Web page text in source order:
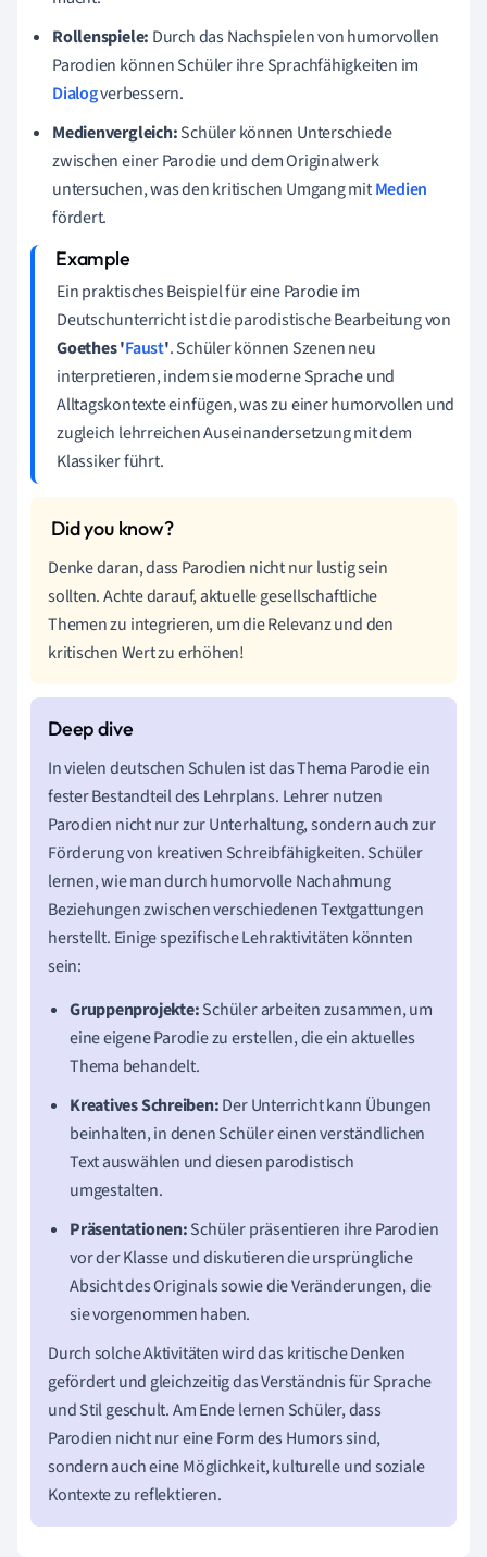
Rollenspiele: Durch das Nachspielen von humorvollen
Parodien können Schüler ihre Sprachfähigkeiten im
Dialogverbessern.
Medienvergleich:Schüler können Unterschiede
zwischen einer Parodie und dem Originalwerk
untersuchen, was den kritischen Umgang mitMedien
fördert.
Ein praktisches Beispiel für eine Parodie im
Deutschunterricht ist die parodistische Bearbeitung von
Goethes 'Faust'. Schüler können Szenen neu
interpretieren, indem sie moderne Sprache und
Alltagskontexte einfügen, was zu einer humorvollen und
zugleich lehrreichen Auseinandersetzung mit dem
Klassiker führt.
Denke daran, dass Parodien nicht nur lustig sein
sollten. Achte darauf, aktuelle gesellschaftliche
Themen zu integrieren, um die Relevanz und den
kritischen Wert zu erhöhen!
In vielen deutschen Schulen ist das Thema Parodie ein
fester Bestandteil des Lehrplans. Lehrer nutzen
Parodien nicht nur zur Unterhaltung, sondern auch zur
Förderung von kreativen Schreibfähigkeiten. Schüler
lernen, wie man durch humorvolle Nachahmung
Beziehungen zwischen verschiedenen Textgattungen
herstellt. Einige spezifische Lehraktivitäten könnten
sein:
Gruppenprojekte:Schüler arbeiten zusammen, um
eine eigene Parodie zu erstellen, die ein aktuelles
Thema behandelt.
Kreatives Schreiben:Der Unterricht kann Übungen
beinhalten, in denen Schüler einen verständlichen
Text auswählen und diesen parodistisch
umgestalten.
Präsentationen:Schüler präsentieren ihre Parodien
vor der Klasse und diskutieren die ursprüngliche
Absicht des Originals sowie die Veränderungen, die
sie vorgenommen haben.
Durch solche Aktivitäten wird das kritische Denken
gefördert und gleichzeitig das Verständnis für Sprache
und Stil geschult. Am Ende lernen Schüler, dass
Parodien nicht nur eine Form des Humors sind,
sondern auch eine Möglichkeit, kulturelle und soziale
Kontexte zu reflektieren.